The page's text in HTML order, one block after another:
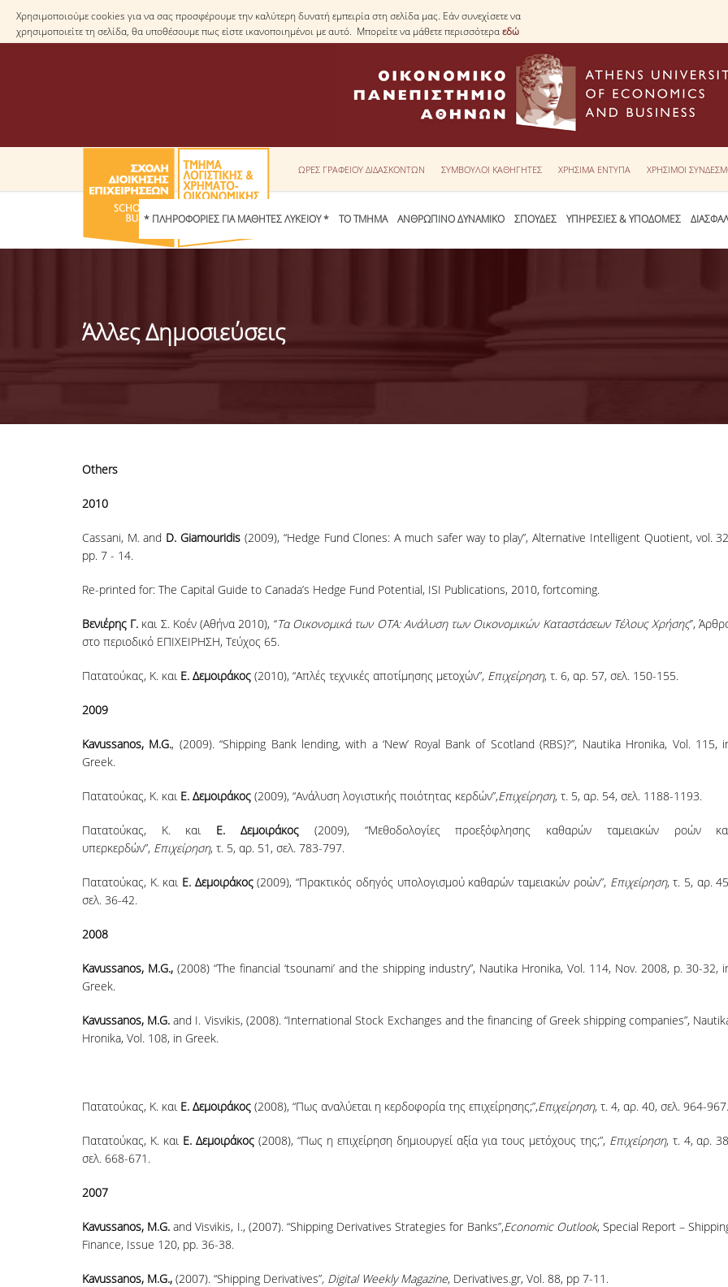
Χρησιμοποιούμε cookies για να σας προσφέρουμε την καλύτερη δυνατή εμπειρία στη σελίδα μας. Εάν συνεχίσετε να
χρησιμοποιείτε τη σελίδα, θα υποθέσουμε πως είστε ικανοποιημένοι με αυτό. Μπορείτε να μάθετε περισσότεραεδώ
ΩΡΕΣ ΓΡΑΦΕΙΟΥ ΔΙΔΑΣΚΟΝΤΩΝ ΣΥΜΒΟΥΛΟΙ ΚΑΘΗΓΗΤΕΣ ΧΡΗΣΙΜΑ ΕΝΤΥΠΑ ΧΡΗΣΙΜΟΙ
* ΠΛΗΡΟΦΟΡΙΕΣ ΓΙΑ ΜΑΘΗΤΕΣ ΛΥΚΕΙΟΥ * ΤΟ ΤΜΗΜΑ ΑΝΘΡΩΠΙΝΟ ΔΥΝΑΜΙΚΟ ΣΠΟΥΔΕΣ ΥΠΗΡΕΣΙΕΣ & ΥΠΟΔΟΜΕΣ
Άλλες Δημοσιεύσεις
Others
2010
Cassani, M. and D. Giamouridis (2009), “Hedge Fund Clones: A much safer way to play”, Alternative Intelligent Quotient, vol.
pp. 7 - 14.
Re-printed for: The Capital Guide to Canada’s Hedge Fund Potential, ISI Publications, 2010, fortcoming.
Βενιέρης Γ. και Σ. Κοέν (Αθήνα 2010), ‘‘Τα Οικονομικά των ΟΤΑ: Ανάλυση των Οικονομικών Καταστάσεων Τέλους Χρήσης’’,
στο περιοδικό ΕΠΙΧΕΙΡΗΣΗ, Τεύχος 65.
Πατατούκας, Κ. και Ε. Δεμοιράκος(2010), “Απλές τεχνικές αποτίμησης μετοχών”, Επιχείρηση, τ. 6, αρ. 57, σελ. 150-155.
2009
Kavussanos, M.G., (2009). “Shipping Bank lending, with a ‘New’ Royal Bank of Scotland (RBS)?”, Nautika Hronika, Vol. 115,
Greek.
Πατατούκας, Κ. και Ε. Δεμοιράκος(2009), “Ανάλυση λογιστικής ποιότητας κερδών”,Επιχείρηση, τ. 5, αρ. 54, σελ. 1188-1193.
Πατατούκας, Κ. και Ε. Δεμοιράκος(2009), “Μεθοδολογίες προεξόφλησης καθαρών ταμειακών ροών
υπερκερδών”, Επιχείρηση, τ. 5, αρ. 51, σελ. 783-797.
Πατατούκας, Κ. και Ε. Δεμοιράκος(2009), “Πρακτικός οδηγός υπολογισμού καθαρών ταμειακών ροών”, Επιχείρηση, τ. 5, αρ.
σελ. 36-42.
2008
Kavussanos, M.G.,(2008) “The financial ‘tsounami’ and the shipping industry”, Nautika Hronika, Vol. 114, Nov. 2008, p. 30-32,
Greek.
Kavussanos, M.G. and I. Visvikis, (2008). “International Stock Exchanges and the financing of Greek shipping companies”,
Hronika, Vol. 108, in Greek.
Πατατούκας, Κ. και Ε. Δεμοιράκος(2008), “Πως αναλύεται η κερδοφορία της επιχείρησης;”,Επιχείρηση, τ. 4, αρ. 40, σελ. 964-967.
Πατατούκας, Κ. και Ε. Δεμοιράκος(2008), “Πως η επιχείρηση δημιουργεί αξία για τους μετόχους της;”, Επιχείρηση, τ. 4, αρ.
σελ. 668-671.
2007
Kavussanos, M.G.and Visvikis, I., (2007). “Shipping Derivatives Strategies for Banks”,Economic Outlook, Special Report –
Finance, Issue 120, pp. 36-38.
Kavussanos, M.G., (2007). “Shipping Derivatives”, Digital Weekly Magazine, Derivatives.gr, Vol. 88, pp 7-11.
για το ΠΜΣ στη